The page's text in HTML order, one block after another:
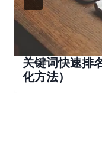
关键词快速排
化方法）